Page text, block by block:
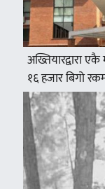
अख्तियारद्वारा
१६ हजार बिगो